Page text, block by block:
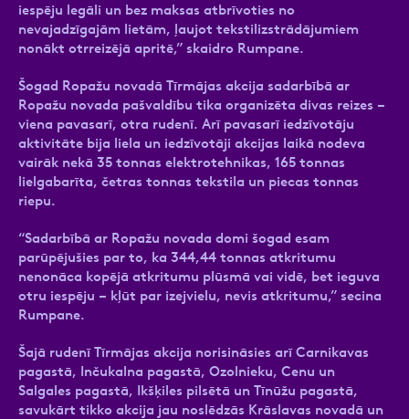
iespēju legāli un bez maksas atbrīvoties no
nevajadzīgajām lietām, ļaujot tekstilizstrādājumiem
nonākt otrreizējā apritē,” skaidro Rumpane.
Šogad Ropažu novadā Tīrmājas akcija sadarbībā ar
Ropažu novada pašvaldību tika organizēta divas reizes –
viena pavasarī, otra rudenī. Arī pavasarī iedzīvotāju
aktivitāte bija liela un iedzīvotāji akcijas laikā nodeva
vairāk nekā 35 tonnas elektrotehnikas, 165 tonnas
lielgabarīta, četras tonnas tekstila un piecas tonnas
riepu.
“Sadarbībā ar Ropažu novada domi šogad esam
parūpējušies par to, ka 344,44 tonnas atkritumu
nenonāca kopējā atkritumu plūsmā vai vidē, bet ieguva
otru iespēju – kļūt par izejvielu, nevis atkritumu,” secina
Rumpane.
Šajā rudenī Tīrmājas akcija norisināsies arī Carnikavas
pagastā, Inčukalna pagastā, Ozolnieku, Cenu un
Salgales pagastā, Ikšķiles pilsētā un Tīnūžu pagastā,
savukārt tikko akcija jau noslēdzās Krāslavas novadā un